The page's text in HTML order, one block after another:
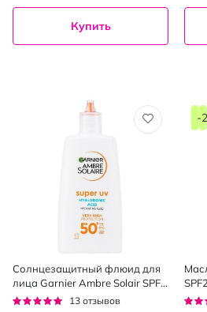
Купить
Солнцезащитный флюид для
лица Garnier Ambre Solair SPF
50+, 40 мл
Рейтинг:
13 отзывов
-